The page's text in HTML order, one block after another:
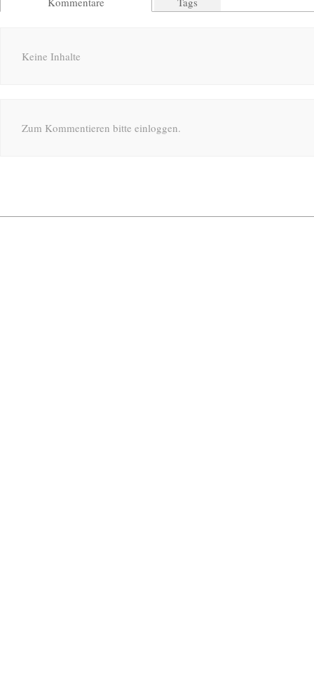
Keine Inhalte
Zum Kommentieren bitte einloggen.